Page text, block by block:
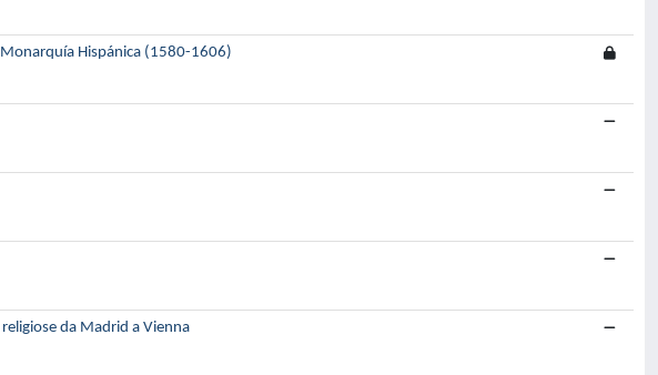
Monarquía Hispánica (1580-1606)
da Madrid a Vienna